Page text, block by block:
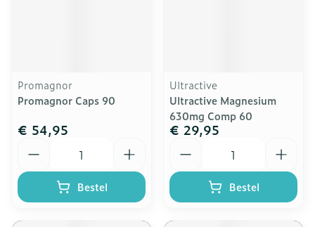
Promagnor
Promagnor Caps 90
€ 54,95
Bestel
Ultractive
Ultractive Magnesium
630mg Comp 60
€ 29,95
Bestel